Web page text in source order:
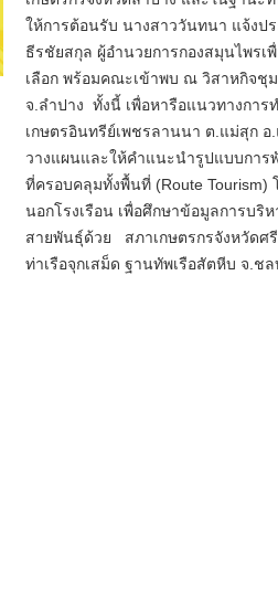
ให้การต้อนรับ นางสาววันทนา แจ้งป
ธีรชัยสกุล ผู้อำนวยการกองสมุนไพรเ
เลือก พร้อมคณะเข้าพบ ณ วิสาหกิจชุ
จ.ลำปาง ทั้งนี้ เพื่อหารือแนวทางกา
เกษตรอินทรีย์เพชรลานนา ต.แม่สุก อ
วางแผนและให้คำแนะนำรูปแบบการ
ที่ครอบคลุมทั้งพื้นที่ (Route
นอกโรงเรือน เพื่อศึกษาข้อมูลการบริ
สายพันธุ์ด้วย สภาเกษตรกรจังหวัดศ
ท่าเรือจุกเสม็ด ฐานทัพเรือสัตหีบ